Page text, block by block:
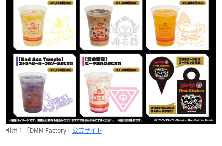
引用：「DMM Factory」 公式サイト